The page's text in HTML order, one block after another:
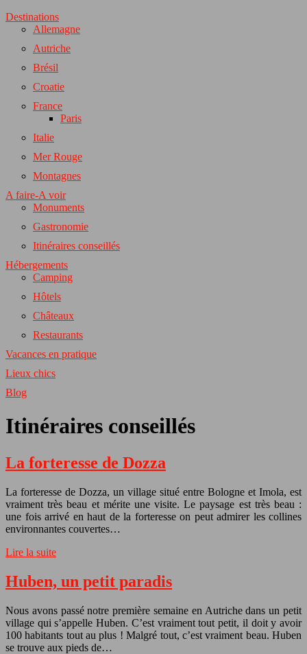
Destinations
Allemagne
Autriche
Brésil
Croatie
France
Paris
Italie
Mer Rouge
Montagnes
A faire-A voir
Monuments
Gastronomie
Itinéraires conseillés
Hébergements
Camping
Hôtels
Châteaux
Restaurants
Vacances en pratique
Lieux chics
Blog
Itinéraires conseillés
La forteresse de Dozza
La forteresse de Dozza, un village situé entre Bologne et Imola, est
vraiment très beau et mérite une visite. Le paysage est très beau :
une fois arrivé en haut de la forteresse on peut admirer les collines
environnantes couvertes…
Lire la suite
Huben, un petit paradis
Nous avons passé notre première semaine en Autriche dans un petit
village qui s’appelle Huben. C’est vraiment tout petit, il doit y avoir
100 habitants tout au plus ! Malgré tout, c’est vraiment beau. Huben
se trouve aux pieds de…